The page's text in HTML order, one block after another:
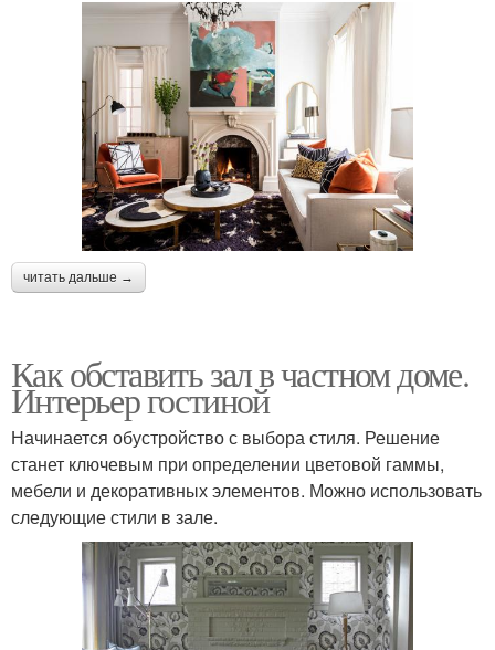
читать дальше →
Как обставить зал в частном доме.
Интерьер гостиной
Начинается обустройство с выбора стиля. Решение
станет ключевым при определении цветовой гаммы,
мебели и декоративных элементов. Можно использовать
следующие стили в зале.